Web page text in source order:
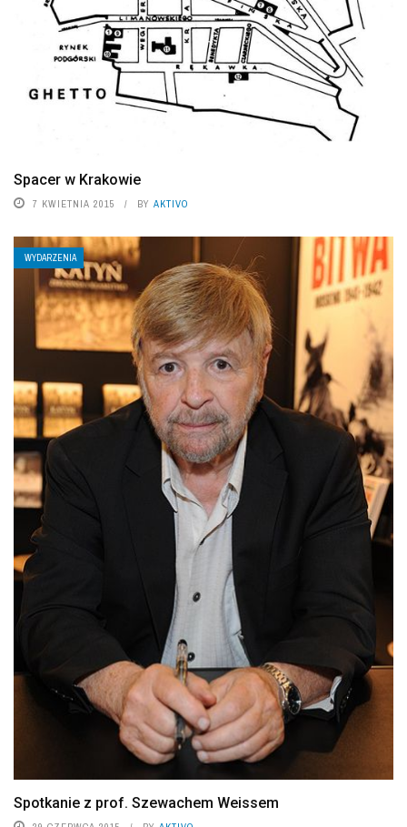
Spacer w Krakowie
7 KWIETNIA 2015 BY AKTIVO
WYDARZENIA
Spotkanie z prof. Szewachem Weissem